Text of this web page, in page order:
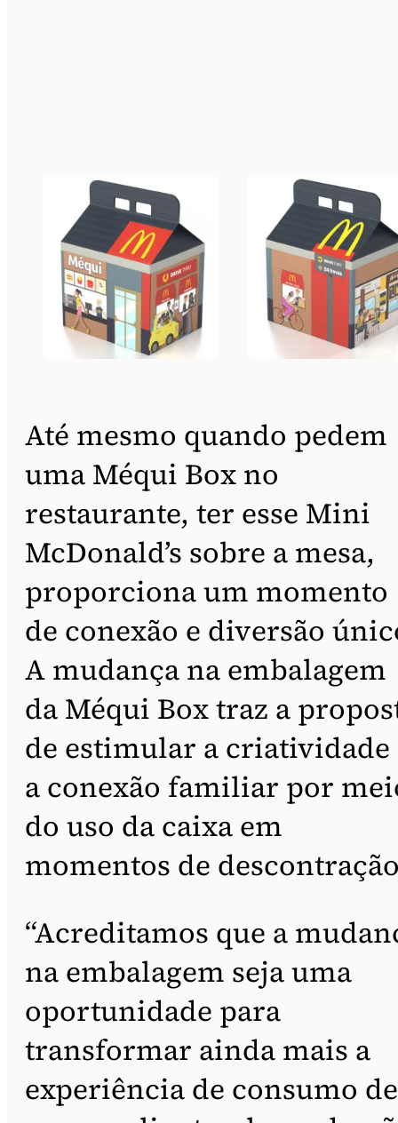
Até mesmo quando pedem
uma Méqui Box no
restaurante, ter esse Mini
McDonald’s sobre a mesa,
proporciona um momento
de conexão e diversão
A mudança na embalagem
da Méqui Box traz a
de estimular a criatividade
a conexão familiar por
do uso da caixa em
momentos de
“Acreditamos que a
na embalagem seja uma
oportunidade para
transformar ainda mais a
experiência de consumo de